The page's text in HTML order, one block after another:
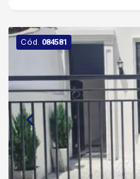
Cód. 084581